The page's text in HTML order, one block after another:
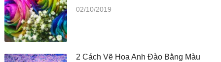
02/10/2019
2 Cách Vẽ Hoa Anh Đào Bằng Màu